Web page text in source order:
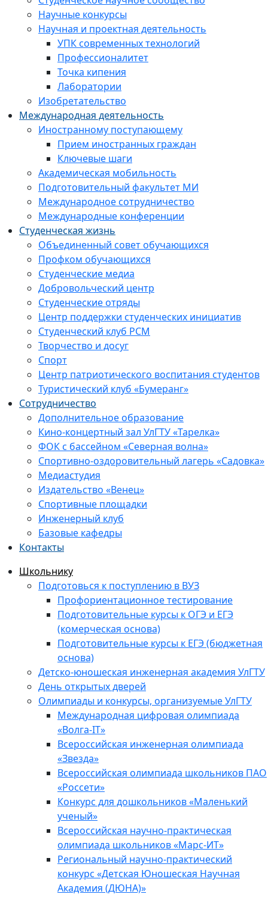
Научные конкурсы
Научная и проектная деятельность
УПК современных технологий
Профессионалитет
Точка кипения
Лаборатории
Изобретательство
Международная деятельность
Иностранному поступающему
Прием иностранных граждан
Ключевые шаги
Академическая мобильность
Подготовительный факультет МИ
Международное сотрудничество
Международные конференции
Студенческая жизнь
Объединенный совет обучающихся
Профком обучающихся
Студенческие медиа
Добровольческий центр
Студенческие отряды
Центр поддержки студенческих инициатив
Студенческий клуб РСМ
Творчество и досуг
Спорт
Центр патриотического воспитания студентов
Туристический клуб «Бумеранг»
Сотрудничество
Дополнительное образование
Кино-концертный зал УлГТУ «Тарелка»
ФОК с бассейном «Северная волна»
Спортивно-оздоровительный лагерь «Садовка»
Медиастудия
Издательство «Венец»
Спортивные площадки
Инженерный клуб
Базовые кафедры
Контакты
Школьнику
Подготовься к поступлению в ВУЗ
Профориентационное тестирование
Подготовительные курсы к ОГЭ и ЕГЭ
(комерческая основа)
Подготовительные курсы к ЕГЭ (бюджетная
основа)
Детско-юношеская инженерная академия УлГТУ
День открытых дверей
Олимпиады и конкурсы, организуемые УлГТУ
Международная цифровая олимпиада
«Волга-IT»
Всероссийская инженерная олимпиада
«Звезда»
Всероссийская олимпиада школьников ПАО
«Россети»
Конкурс для дошкольников «Маленький
ученый»
Всероссийская научно-практическая
олимпиада школьников «Марс-ИТ»
Региональный научно-практический
конкурс «Детская Юношеская Научная
Академия (ДЮНА)»